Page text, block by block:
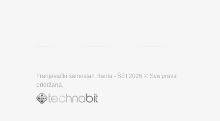
Franjevački samostan Rama - Šćit 2026 © Sva prava
pridržana.